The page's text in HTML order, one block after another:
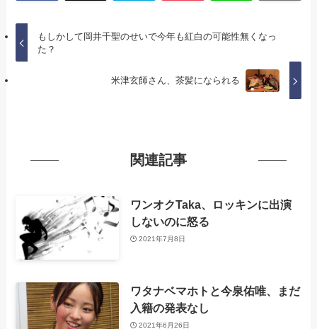
もしかして岡井千聖のせいで今年も紅白の可能性無くなっ
た？
米津玄師さん、茶髪になられる
関連記事
ワンオクTaka、ロッキンに出演
しないのに怒る
2021年7月8日
ワタナベマホトと今泉佑唯、まだ
入籍の発表なし
2021年6月26日